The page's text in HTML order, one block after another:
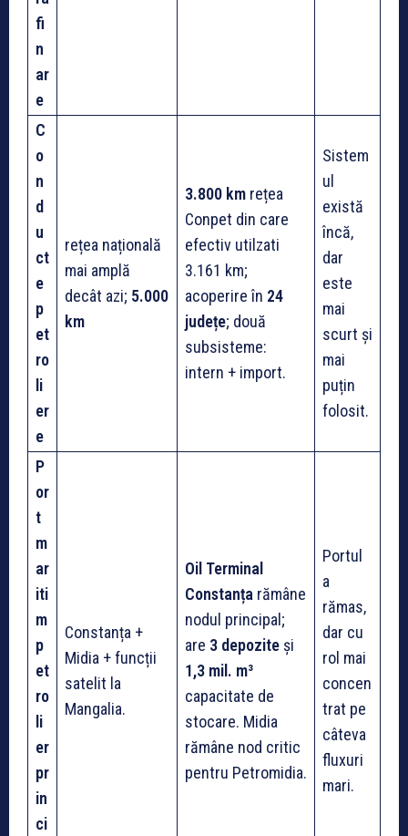
fi
n
ar
e
C
o
n
d
u
ct
e
p
et
ro
li
er
e
rețea națională
mai amplă
decât azi; 5.000
km
3.800 km rețea
Conpet din care
efectiv utilzati
3.161 km;
acoperire în 24
județe; două
subsisteme:
intern + import.
Sistem
ul
există
încă,
dar
este
mai
scurt și
mai
puțin
folosit.
P
or
t
m
ar
iti
m
p
et
ro
li
er
pr
in
ci
Constanța +
Midia + funcții
satelit la
Mangalia.
Oil Terminal
Constanța rămâne
nodul principal;
are 3 depozite și
1,3 mil. m³
capacitate de
stocare. Midia
rămâne nod critic
pentru Petromidia.
Portul
a
rămas,
dar cu
rol mai
concen
trat pe
câteva
fluxuri
mari.